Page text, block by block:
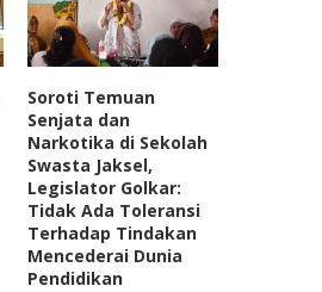
Soroti Temuan
Senjata dan
Narkotika di Sekolah
Swasta Jaksel,
Legislator Golkar:
Tidak Ada Toleransi
Terhadap Tindakan
Mencederai Dunia
Pendidikan